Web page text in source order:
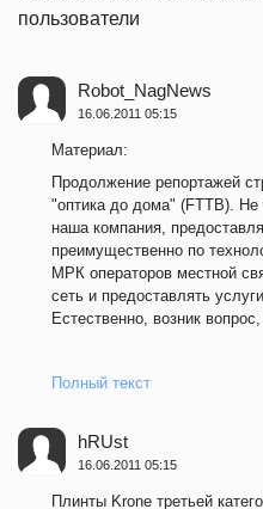
пользователи
Robot_NagNews
16.06.2011 05:15
Материал:
Продолжение репортажей
"оптика до дома" (FTTB). Не
наша компания,
преимущественно по
МРК операторов местной
сеть и предоставлять
Естественно, возник вопрос,
Полный текст
hRUst
16.06.2011 05:15
Плинты Krone третьей